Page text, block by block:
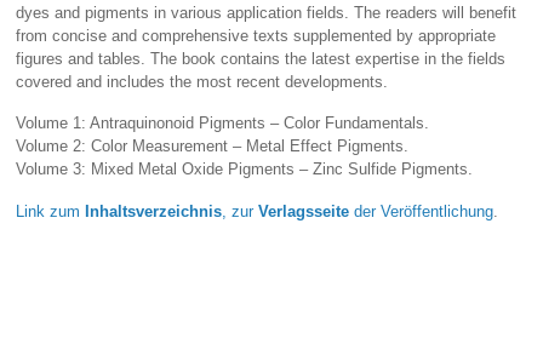
dyes and pigments in various application fields. The readers will benefit
from concise and comprehensive texts supplemented by appropriate
figures and tables. The book contains the latest expertise in the fields
covered and includes the most recent developments.
Volume 1: Antraquinonoid Pigments – Color Fundamentals.
Volume 2: Color Measurement – Metal Effect Pigments.
Volume 3: Mixed Metal Oxide Pigments – Zinc Sulfide Pigments.
Link zumInhaltsverzeichnis ,zurVerlagsseite der Veröffentlichung